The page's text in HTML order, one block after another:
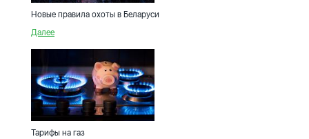
Новые правила охоты в Беларуси
Далее
Тарифы на газ